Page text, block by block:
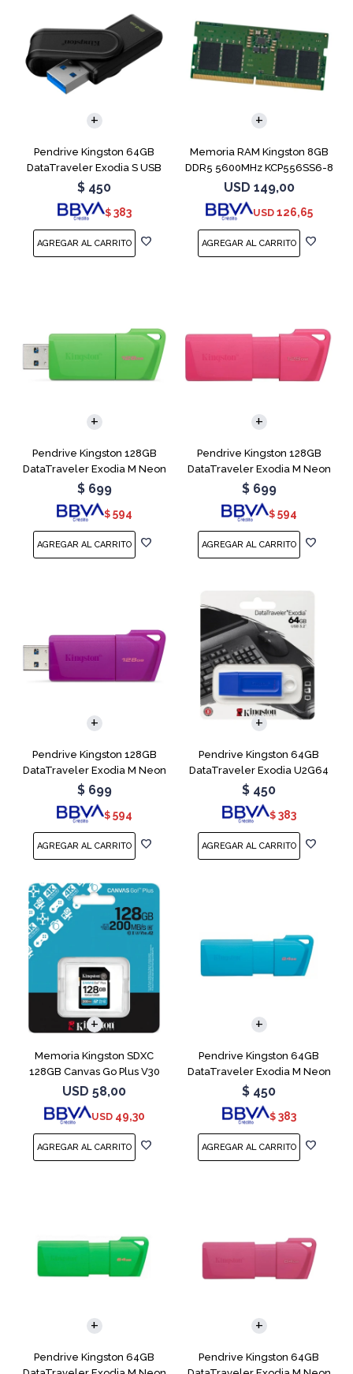
Pendrive Kingston 64GB
DataTraveler Exodia S USB
3.2
$ 450
$ 383
Memoria RAM Kingston 8GB
DDR5 5600MHz KCP556SS6-8
SODIMM
USD 149,00
USD 126,65
Pendrive Kingston 128GB
DataTraveler Exodia M Neon
Green
$ 699
$ 594
Pendrive Kingston 128GB
DataTraveler Exodia M Neon
Pink
$ 699
$ 594
Pendrive Kingston 128GB
DataTraveler Exodia M Neon
Purple
$ 699
$ 594
Pendrive Kingston 64GB
DataTraveler Exodia U2G64
Blue
$ 450
$ 383
Memoria Kingston SDXC
128GB Canvas Go Plus V30
USD 58,00
USD 49,30
Pendrive Kingston 64GB
DataTraveler Exodia M Neon
Blue
$ 450
$ 383
Pendrive Kingston 64GB
Pendrive Kingston 64GB